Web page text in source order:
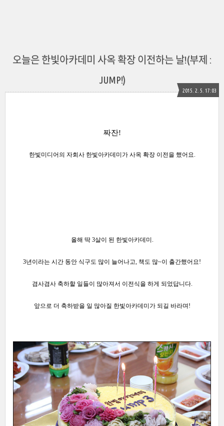
오늘은 한빛아카데미 사옥 확장 이전하는 날!(부제 :
JUMP!)
2015. 2. 5. 17:03
짜잔!
한빛미디어의 자회사 한빛아카데미가 사옥 확장 이전을 했어요.
올해 딱 3살이 된 한빛아카데미.
3년이라는 시간 동안 식구도 많이 늘어나고, 책도 많~이 출간했어요!
겸사겸사 축하할 일들이 많아져서 이전식을 하게 되었답니다.
앞으로 더 축하받을 일 많아질 한빛아카데미가 되길 바라며!